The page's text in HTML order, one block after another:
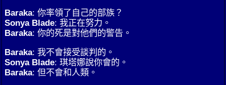
Baraka: 你率領了自己的部族？
Sonya Blade: 我正在努力。
Baraka: 你的死是對他們的警告。
Baraka: 我不會接受談判的。
Sonya Blade: 琪塔娜說你會的。
Baraka: 但不會和人類。